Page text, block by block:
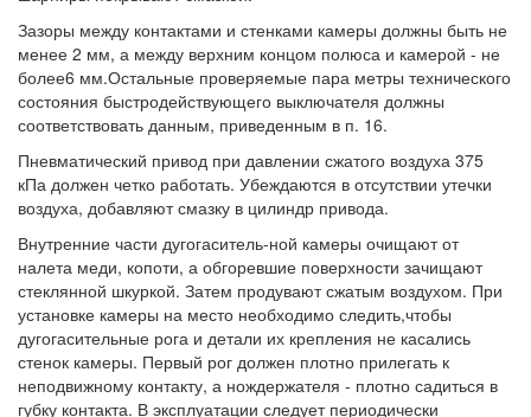
Зазоры между контактами и стенками камеры должны быть не
менее 2 мм, а между верхним концом полюса и камерой - не
более6 мм.Остальные проверяемые пара метры технического
состояния быстродействующего выключателя должны
соответствовать данным, приведенным в п. 16.
Пневматический привод при давлении сжатого воздуха 375
кПа должен четко работать. Убеждаются в отсутствии утечки
воздуха, добавляют смазку в цилиндр привода.
Внутренние части дугогаситель-ной камеры очищают от
налета меди, копоти, а обгоревшие поверхности зачищают
стеклянной шкуркой. Затем продувают сжатым воздухом. При
установке камеры на место необходимо следить,чтобы
дугогасительные рога и детали их крепления не касались
стенок камеры. Первый рог должен плотно прилегать к
неподвижному контакту, а нождержателя - плотно садиться в
губку контакта. В эксплуатации следует периодически